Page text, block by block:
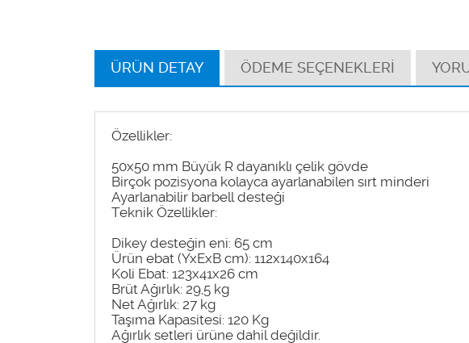
ÜRÜN DETAY ÖDEME SEÇENEKLERİ
Özellikler:
50x50 mm Büyük R dayanıklı çelik gövde
Birçok pozisyona kolayca ayarlanabilen sırt minderi
Ayarlanabilir barbell desteği
Teknik Özellikler:
Dikey desteğin eni: 65 cm
Ürün ebat (YxExB cm): 112x140x164
Koli Ebat: 123x41x26 cm
Brüt Ağırlık: 29,5 kg
Net Ağırlık: 27 kg
Taşıma Kapasitesi: 120 Kg
Ağırlık setleri ürüne dahil değildir.